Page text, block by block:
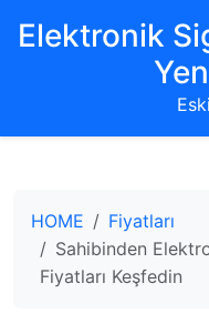
Elektronik
HOME
Fiyatları
Sahibinden
Fiyatları Keşfedin